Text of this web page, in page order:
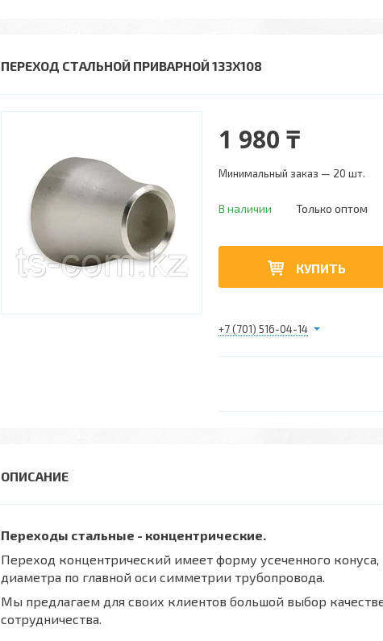
ПЕРЕХОД СТАЛЬНОЙ ПРИВАРНОЙ 133Х108
1 980 ₸
Минимальный заказ — 20 шт.
В наличии Только оптом
КУПИТЬ
+7 (701) 516-04-14
Переходы стальные - концентрические.
Переход концентрический имеет форму усеченного
диаметра по главной оси симметрии трубопровода.
Мы предлагаем для своих клиентов большой выбор
сотрудничества.